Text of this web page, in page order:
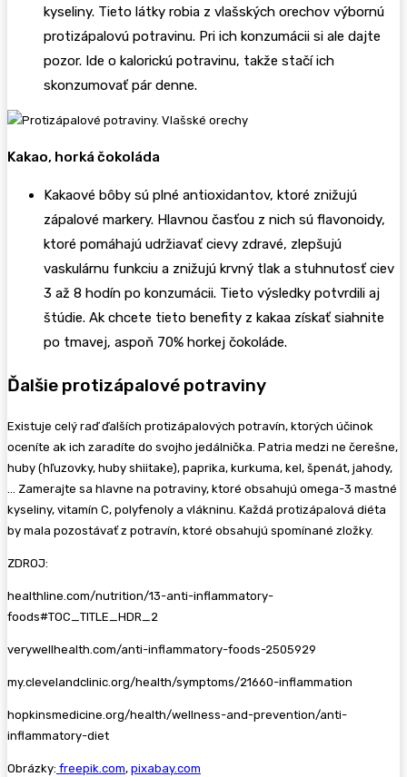
kyseliny. Tieto látky robia z vlašských orechov výbornú
protizápalovú potravinu. Pri ich konzumácii si ale dajte
pozor. Ide o kalorickú potravinu, takže stačí ich
skonzumovať pár denne.
Kakao, horká čokoláda
Kakaové bôby sú plné antioxidantov, ktoré znižujú
zápalové markery. Hlavnou časťou z nich sú flavonoidy,
ktoré pomáhajú udržiavať cievy zdravé, zlepšujú
vaskulárnu funkciu a znižujú krvný tlak a stuhnutosť ciev
3 až 8 hodín po konzumácii. Tieto výsledky potvrdili aj
štúdie. Ak chcete tieto benefity z kakaa získať siahnite
po tmavej, aspoň 70% horkej čokoláde.
Ďalšie protizápalové potraviny
Existuje celý raď ďalších protizápalových potravín, ktorých účinok
oceníte ak ich zaradíte do svojho jedálnička. Patria medzi ne čerešne,
huby (hľuzovky, huby shiitake), paprika, kurkuma, kel, špenát, jahody,
… Zamerajte sa hlavne na potraviny, ktoré obsahujú omega-3 mastné
kyseliny, vitamín C, polyfenoly a vlákninu. Každá protizápalová diéta
by mala pozostávať z potravín, ktoré obsahujú spomínané zložky.
ZDROJ:
healthline.com/nutrition/13-anti-inflammatory-
foods#TOC_TITLE_HDR_2
verywellhealth.com/anti-inflammatory-foods-2505929
my.clevelandclinic.org/health/symptoms/21660-inflammation
hopkinsmedicine.org/health/wellness-and-prevention/anti-
inflammatory-diet
Obrázky: freepik.com, pixabay.com